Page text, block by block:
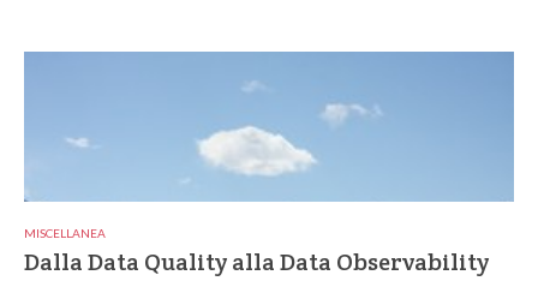
MISCELLANEA
Dalla Data Quality alla Data Observability